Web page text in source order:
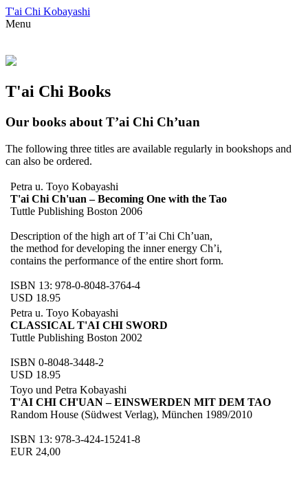
T'ai Chi Kobayashi
Menu
T'ai Chi Books
Our books about T’ai Chi Ch’uan
The following three titles are available regularly in bookshops and
can also be ordered.
Petra u. Toyo Kobayashi
T'ai Chi Ch'uan – Becoming One with the Tao
Tuttle Publishing Boston 2006
Description of the high art of T’ai Chi Ch’uan,
the method for developing the inner energy Ch’i,
contains the performance of the entire short form.
ISBN 13: 978-0-8048-3764-4
USD 18.95
Petra u. Toyo Kobayashi
CLASSICAL T'AI CHI SWORD
Tuttle Publishing Boston 2002
ISBN 0-8048-3448-2
USD 18.95
Toyo und Petra Kobayashi
T'AI CHI CH'UAN – EINSWERDEN MIT DEM TAO
Random House (Südwest Verlag), München 1989/2010
ISBN 13: 978-3-424-15241-8
EUR 24,00